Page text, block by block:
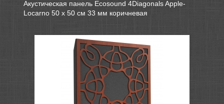
Акустическая панель Ecosound 4Diagonals Apple-
Locarno 50 х 50 см 33 мм коричневая